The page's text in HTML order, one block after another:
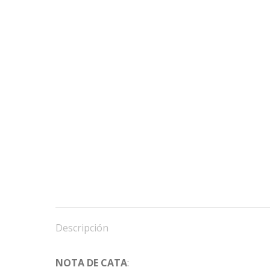
Descripción
NOTA DE CATA: